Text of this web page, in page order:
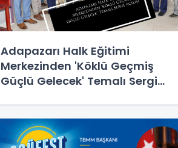
Adapazarı Halk Eğitimi
Merkezinden 'Köklü Geçmiş
Güçlü Gelecek' Temalı Sergi